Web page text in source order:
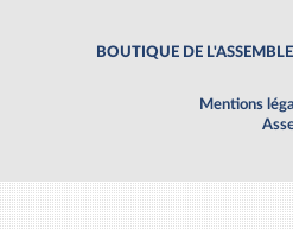
BOUTIQUE DE
Mentions